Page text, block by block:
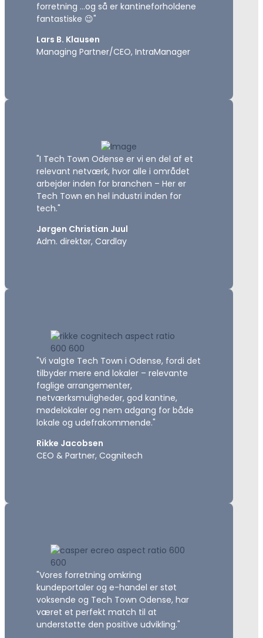
forretning …og så er kantineforholdene
fantastiske 😉"
Lars B. Klausen
Managing Partner/CEO, IntraManager
"I Tech Town Odense er vi en del af et
relevant netværk, hvor alle i området
arbejder inden for branchen – Her er
Tech Town en hel industri inden for
tech."
Jørgen Christian Juul
Adm. direktør, Cardlay
"Vi valgte Tech Town i Odense, fordi det
tilbyder mere end lokaler – relevante
faglige arrangementer,
netværksmuligheder, god kantine,
mødelokaler og nem adgang for både
lokale og udefrakommende."
Rikke Jacobsen
CEO & Partner, Cognitech
"Vores forretning omkring
kundeportaler og e-handel er støt
voksende og Tech Town Odense, har
været et perfekt match til at
understøtte den positive udvikling."